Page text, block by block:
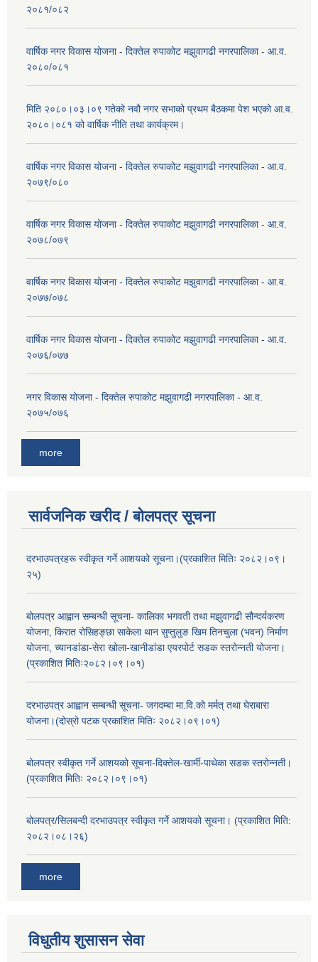
२०८१/०८२
वार्षिक नगर विकास योजना - दिक्तेल रुपाकोट मझुवागढी नगरपालिका - आ.व.
२०८०/०८१
मिति २०८०।०३।०९ गतेको नवौ नगर सभाको प्रथम बैठकमा पेश भएको आ.व.
२०८०।०८१ को वार्षिक नीति तथा कार्यक्रम।
वार्षिक नगर विकास योजना - दिक्तेल रुपाकोट मझुवागढी नगरपालिका - आ.व.
२०७९/०८०
वार्षिक नगर विकास योजना - दिक्तेल रुपाकोट मझुवागढी नगरपालिका - आ.व.
२०७८/०७९
वार्षिक नगर विकास योजना - दिक्तेल रुपाकोट मझुवागढी नगरपालिका - आ.व.
२०७७/०७८
वार्षिक नगर विकास योजना - दिक्तेल रुपाकोट मझुवागढी नगरपालिका - आ.व.
२०७६/०७७
नगर विकास योजना - दिक्तेल रुपाकोट मझुवागढी नगरपालिका - आ.व.
२०७५/०७६
more
सार्वजनिक खरीद / बोलपत्र सूचना
दरभाउपत्रहरू स्वीकृत गर्ने आशयको सूचना।(प्रकाशित मितिः २०८२।०९।
२५)
बोलपत्र आह्वान सम्बन्धी सूचना- कालिका भगवती तथा मझुवागढी सौन्दर्यकरण
योजना, किरात रोसिहङ्छा साकेला थान सुप्तुलुङ खिम तिनचुला (भवन) निर्माण
योजना, च्यानडांडा-सेरा खोला-खानीडांडा एयरपोर्ट सडक स्तरोन्नती योजना।
(प्रकाशित मितिः२०८२।०९।०१)
दरभाउपत्र आह्वान सम्बन्धी सूचना- जगदम्बा मा.वि.को मर्मत् तथा घेराबारा
योजना।(दोस्रो पटक प्रकाशित मितिः २०८२।०९।०१)
बोलपत्र स्वीकृत गर्ने आशयको सूचना-दिक्तेल-खार्मी-पाथेका सडक स्तरोन्नती।
(प्रकाशित मितिः २०८२।०९।०१)
बोलपत्र/सिलबन्दी दरभाउपत्र स्वीकृत गर्ने आशयको सूचना। (प्रकाशित मिति:
२०८२।०८।२६)
more
विधुतीय शुसासन सेवा